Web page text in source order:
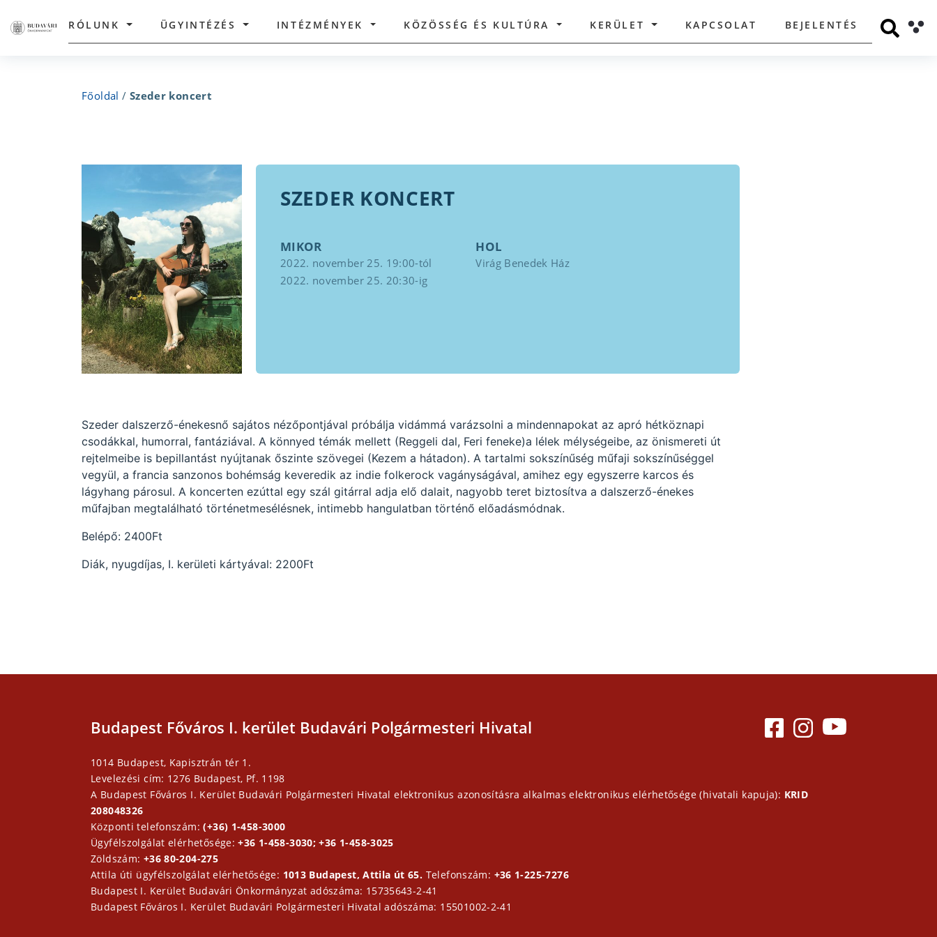
RÓLUNK ÜGYINTÉZÉS INTÉZMÉNYEK KÖZÖSSÉG ÉS KULTÚRA KERÜLET KAPCSOLAT BEJELENTÉS
Főoldal / Szeder koncert
SZEDER KONCERT
MIKOR
2022. november 25. 19:00-tól
2022. november 25. 20:30-ig
HOL
Virág Benedek Ház
Szeder dalszerző-énekesnő sajátos nézőpontjával próbálja vidámmá varázsolni a mindennapokat az apró hétköznapi
csodákkal, humorral, fantáziával. A könnyed témák mellett (Reggeli dal, Feri feneke)a lélek mélységeibe, az önismereti út
rejtelmeibe is bepillantást nyújtanak őszinte szövegei (Kezem a hátadon). A tartalmi sokszínűség műfaji sokszínűséggel
vegyül, a francia sanzonos bohémság keveredik az indie folkerock vagányságával, amihez egy egyszerre karcos és
lágyhang párosul. A koncerten ezúttal egy szál gitárral adja elő dalait, nagyobb teret biztosítva a dalszerző-énekes
műfajban megtalálható történetmesélésnek, intimebb hangulatban történő előadásmódnak.
Belépő: 2400Ft
Diák, nyugdíjas, I. kerületi kártyával: 2200Ft
Budapest Főváros I. kerület Budavári Polgármesteri Hivatal
1014 Budapest, Kapisztrán tér 1.
Levelezési cím: 1276 Budapest, Pf. 1198
A Budapest Főváros I. Kerület Budavári Polgármesteri Hivatal elektronikus azonosításra alkalmas elektronikus elérhetősége (hivatali kapuja): KRID
208048326
Központi telefonszám:(+36) 1-458-3000
Ügyfélszolgálat elérhetősége:+36 1-458-3030; +36 1-458-3025
Zöldszám: +36 80-204-275
Attila úti ügyfélszolgálat elérhetősége: 1013 Budapest, Attila út 65. Telefonszám: +36 1-225-7276
Budapest I. Kerület Budavári Önkormányzat adószáma: 15735643-2-41
Budapest Főváros I. Kerület Budavári Polgármesteri Hivatal adószáma: 15501002-2-41